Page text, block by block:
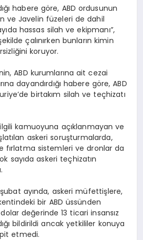
habere göre, ABD ordusunun
ve Javelin füzeleri de dahil
hassas silah ve ekipmanı”,
çalınırken bunların kimin
koruyor.
ABD kurumlarına ait cezai
dayandırdığı habere göre, ABD
birtakım silah ve teçhizatı
ilgili kamuoyuna açıklanmayan ve
askeri soruşturmalarda,
fırlatma sistemleri ve dronlar da
sayıda askeri teçhizatın
ayında, askeri müfettişlere,
bir ABD üssünden
değerinde 13 ticari insansız
bildirildi ancak yetkililer konuya
etmedi.